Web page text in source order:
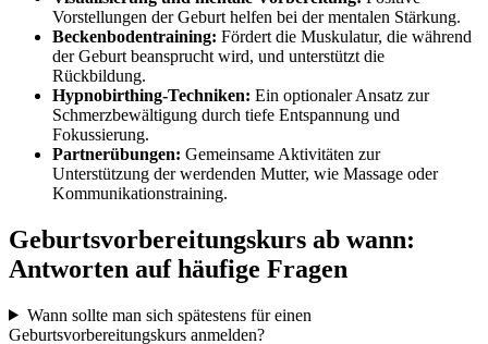
Vorstellungen der Geburt helfen bei der mentalen Stärkung.
Beckenbodentraining: Fördert die Muskulatur, die während
der Geburt beansprucht wird, und unterstützt die
Rückbildung.
Hypnobirthing-Techniken: Ein optionaler Ansatz zur
Schmerzbewältigung durch tiefe Entspannung und
Fokussierung.
Partnerübungen: Gemeinsame Aktivitäten zur
Unterstützung der werdenden Mutter, wie Massage oder
Kommunikationstraining.
Geburtsvorbereitungskurs ab wann:
Antworten auf häufige Fragen
Wann sollte man sich spätestens für einen
Geburtsvorbereitungskurs anmelden?